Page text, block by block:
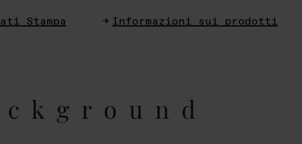
Stampa Informazioni sui prodotti